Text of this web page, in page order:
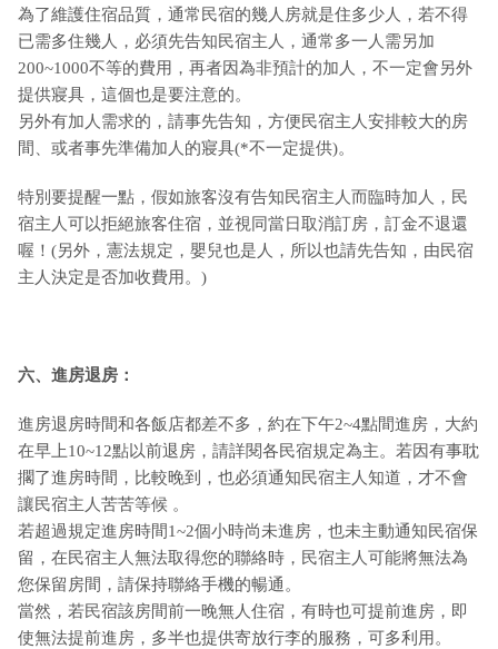
為了維護住宿品質，通常民宿的幾人房就是住多少人，若不得
已需多住幾人，必須先告知民宿主人，通常多一人需另加
200~1000不等的費用，再者因為非預計的加人，不一定會另外
提供寢具，這個也是要注意的。
另外有加人需求的，請事先告知，方便民宿主人安排較大的房
間、或者事先準備加人的寢具(*不一定提供)。
特別要提醒一點，假如旅客沒有告知民宿主人而臨時加人，民
宿主人可以拒絕旅客住宿，並視同當日取消訂房，訂金不退還
喔！(另外，憲法規定，嬰兒也是人，所以也請先告知，由民宿
主人決定是否加收費用。)
六、進房退房：
進房退房時間和各飯店都差不多，約在下午2~4點間進房，大約
在早上10~12點以前退房，請詳閱各民宿規定為主。若因有事耽
擱了進房時間，比較晚到，也必須通知民宿主人知道，才不會
讓民宿主人苦苦等候 。
若超過規定進房時間1~2個小時尚未進房，也未主動通知民宿保
留，在民宿主人無法取得您的聯絡時，民宿主人可能將無法為
您保留房間，請保持聯絡手機的暢通。
當然，若民宿該房間前一晚無人住宿，有時也可提前進房，即
使無法提前進房，多半也提供寄放行李的服務，可多利用。